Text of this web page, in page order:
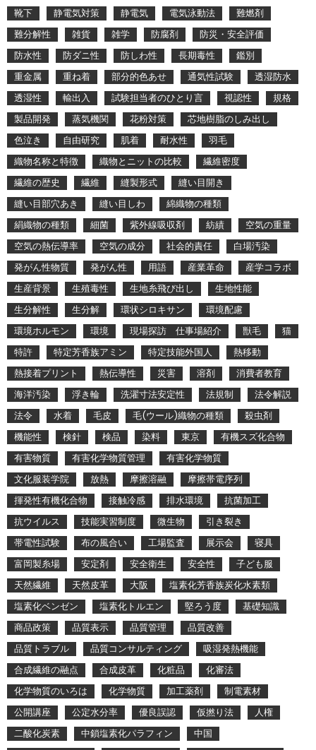
靴下
静電気対策 静電気 電気泳動法
難燃剤
難分解性
雑貨 雑学 防腐剤
防災・安全評価
防水性
防ダニ性 防しわ性 長期毒性
鑑別
重金属
重ね着 部分的色あせ 通気性試験
透湿防水
透湿性
輸出入 試験担当者のひとり言 視認性
規格
製品開発
蒸気機関 花粉対策
芯地樹脂のしみ出し
色泣き
自由研究 肌着 耐水性
羽毛
織物名称と特徴
織物とニットの比較
繊維密度
繊維の歴史
繊維 縫製形式
縫い目開き
縫い目部穴あき
縫い目しわ
綿織物の種類
絹織物の種類
細菌 紫外線吸収剤 紡績
空気の重量
空気の熱伝導率
空気の成分 社会的責任
白場汚染
発がん性物質
発がん性 用語 産業革命
産学コラボ
生産背景
生殖毒性 生地糸飛び出し
生地性能
生分解性
生分解 環状シロキサン
環境配慮
環境ホルモン
環境 現場探訪 仕事場紹介 獣毛
猫
特許
特定芳香族アミン 特定技能外国人
熱移動
熱接着プリント
熱伝導性 災害 溶剤
消費者教育
海洋汚染
浮き輪 洗濯寸法安定性 法規制
法令解説
法令
水着 毛皮 毛(ウール)織物の種類
殺虫剤
機能性
検針 検品 染料 東京
有機スズ化合物
有害物質
有害化学物質管理
有害化学物質
文化服装学院
放熱 摩擦溶融
摩擦帯電序列
揮発性有機化合物
接触冷感 排水環境
抗菌加工
抗ウイルス
技能実習制度 微生物
引き裂き
帯電性試験
布の風合い 工場監査 展示会
寝具
富岡製糸場
安定剤 安全衛生 安全性
子ども服
天然繊維
天然皮革 大阪
塩素化芳香族炭化水素類
塩素化ベンゼン
塩素化トルエン 堅ろう度
基礎知識
商品政策
品質表示 品質管理
品質改善
品質トラブル
品質コンサルティング
吸湿発熱機能
合成繊維の融点
合成皮革 化粧品
化審法
化学物質のいろは
化学物質 加工薬剤
制電素材
公開講座
公定水分率 優良誤認 仮撚り法
人権
二酸化炭素
中鎖塩素化パラフィン
中国